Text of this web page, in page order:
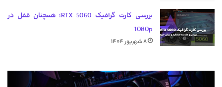
بررسی کارت گرافیک RTX 5060؛ همچنان قفل در
1080p
۸ شهریور ۱۴۰۴